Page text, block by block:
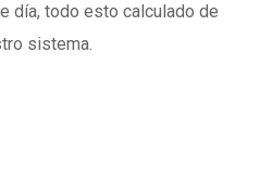
día, todo esto calculado de
sistema.